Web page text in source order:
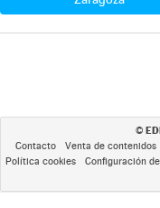
©
Contacto Venta de contenidos
Política cookies
Configuración